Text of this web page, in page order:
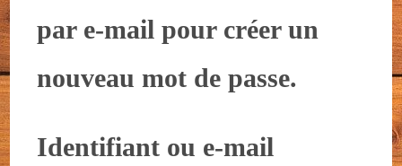
par e-mail pour créer un
nouveau mot de passe.
Identifiant ou e-mail